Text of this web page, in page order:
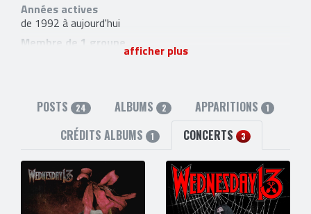
Années actives
de 1992 à aujourd'hui
Membre de 1 groupeafficher plus
POSTS 24 ALBUMS 2 APPARITIONS 1
CRÉDITS ALBUMS 1 CONCERTS 3